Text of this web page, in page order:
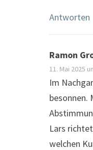
Antworten
Ramon
11. Mai 2025
Im
besonnen.
Lars
welchen